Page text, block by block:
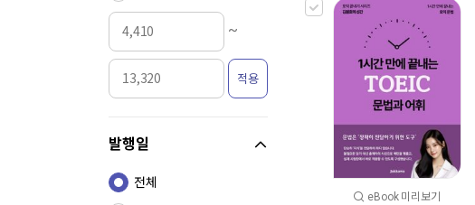
~
적용
발행일
전체
eBook 미리보기